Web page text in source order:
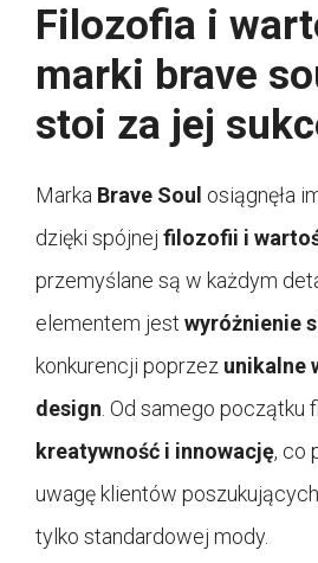
Filozofia i
marki brave
stoi za jej
Marka Brave Soul osiągnęła
dzięki spójnej filozofii i
przemyślane są w każdym
elementem jest wyróżnienie
konkurencji poprzez unikalne
design. Od samego początku
kreatywność i innowację, co
uwagę klientów
tylko standardowej mody.